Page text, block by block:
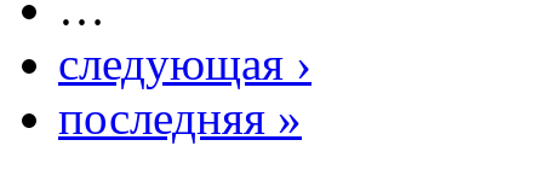
следующая ›
последняя »